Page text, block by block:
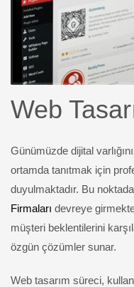
Web
Günümüzde dijital
ortamda tanıtmak için
duyulmaktadır. Bu
Firmaları devreye
müşteri beklentilerini
özgün çözümler sunar.
Web tasarım süreci,